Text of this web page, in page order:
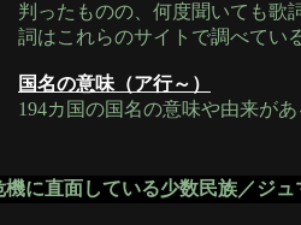
判ったものの、何度聞いても
詞はこれらのサイトで調べてい
国名の意味（ア行～）
194カ国の国名の意味や由来が
機に直面している少数民族／ジ